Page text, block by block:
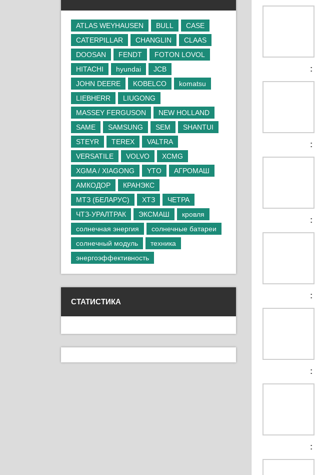
ATLAS WEYHAUSEN BULL
CASE
CATERPILLAR
CHANGLIN
CLAAS
DOOSAN
FENDT
FOTON LOVOL
HITACHI
hyundai
JCB
JOHN DEERE
KOBELCO
komatsu
LIEBHERR
LIUGONG
MASSEY FERGUSON
NEW HOLLAND
SAME
SAMSUNG SEM
SHANTUI
STEYR
TEREX
VALTRA
VERSATILE
VOLVO
XCMG
XGMA / XIAGONG
YTO
АГРОМАШ
АМКОДОР
КРАНЭКС
МТЗ (БЕЛАРУС)
ХТЗ
ЧЕТРА
ЧТЗ-УРАЛТРАК
ЭКСМАШ
кровля
солнечная энергия
солнечные батареи
солнечный модуль
техника
энергоэффективность
СТАТИСТИКА